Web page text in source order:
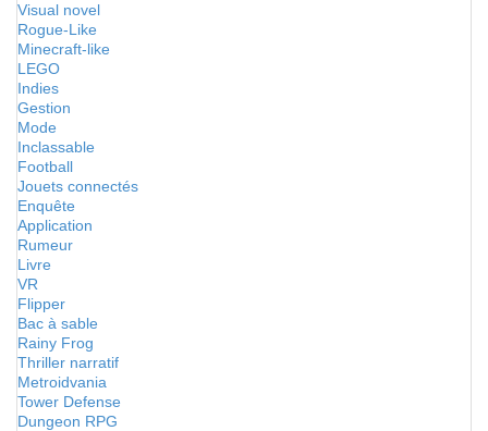
Visual novel
Rogue-Like
Minecraft-like
LEGO
Indies
Gestion
Mode
Inclassable
Football
Jouets connectés
Enquête
Application
Rumeur
Livre
VR
Flipper
Bac à sable
Rainy Frog
Thriller narratif
Metroidvania
Tower Defense
Dungeon RPG